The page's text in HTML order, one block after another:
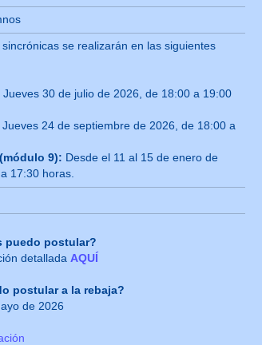
se realizarán en las siguientes
Jueves 30 de julio de 2026, de 18:00 a 19:00
Jueves 24 de septiembre de 2026, de 18:00 a
9): Desde el 11 al 15 de enero de
17:30 horas.
puedo postular?
detallada AQUÍ
postular a la rebaja?
de 2026